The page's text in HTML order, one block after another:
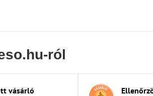
ról
vásárló